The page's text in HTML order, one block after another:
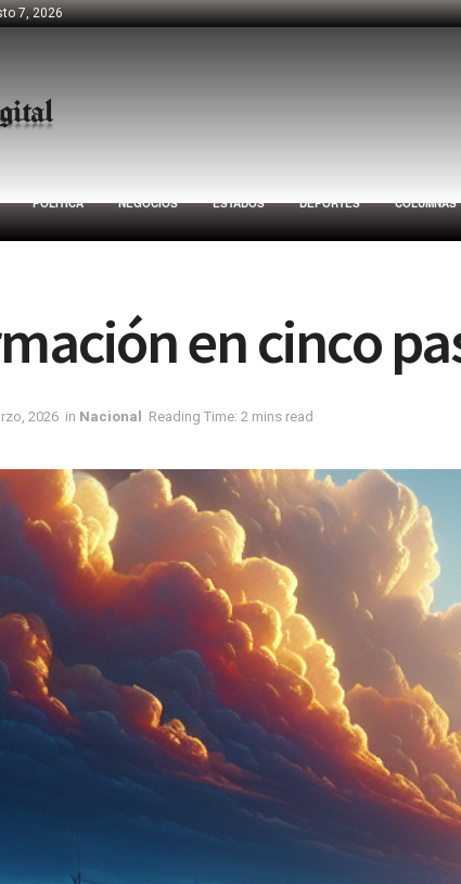
7, 2026
POLÍTICA NEGOCIOS ESTADOS DEPORTES COLUMNAS
en cinco
2026 in Nacional Reading Time: 2 mins read